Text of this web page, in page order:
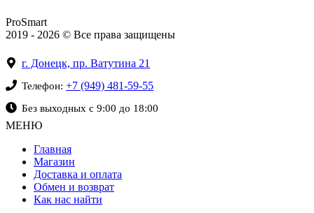
ProSmart
2019 - 2026 © Все права защищены
г. Донецк, пр. Ватутина 21
Телефон: +7 (949) 481-59-55
Без выходных с 9:00 до 18:00
МЕНЮ
Главная
Магазин
Доставка и оплата
Обмен и возврат
Как нас найти